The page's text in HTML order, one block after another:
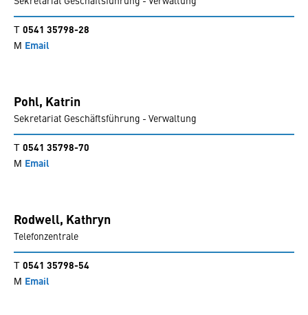
0541 35798-28
Email
Pohl, Katrin
Sekretariat Geschäftsführung - Verwaltung
0541 35798-70
Email
Rodwell, Kathryn
Telefonzentrale
0541 35798-54
Email